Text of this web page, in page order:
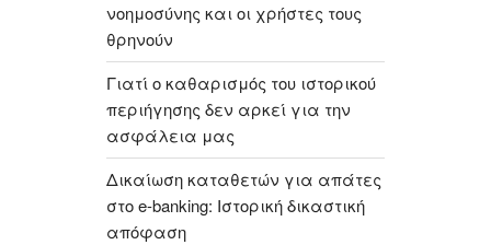
νοημοσύνης και οι χρήστες τους
θρηνούν
Γιατί ο καθαρισμός του ιστορικού
περιήγησης δεν αρκεί για την
ασφάλεια μας
Δικαίωση καταθετών για απάτες
στο e-banking: Ιστορική δικαστική
απόφαση